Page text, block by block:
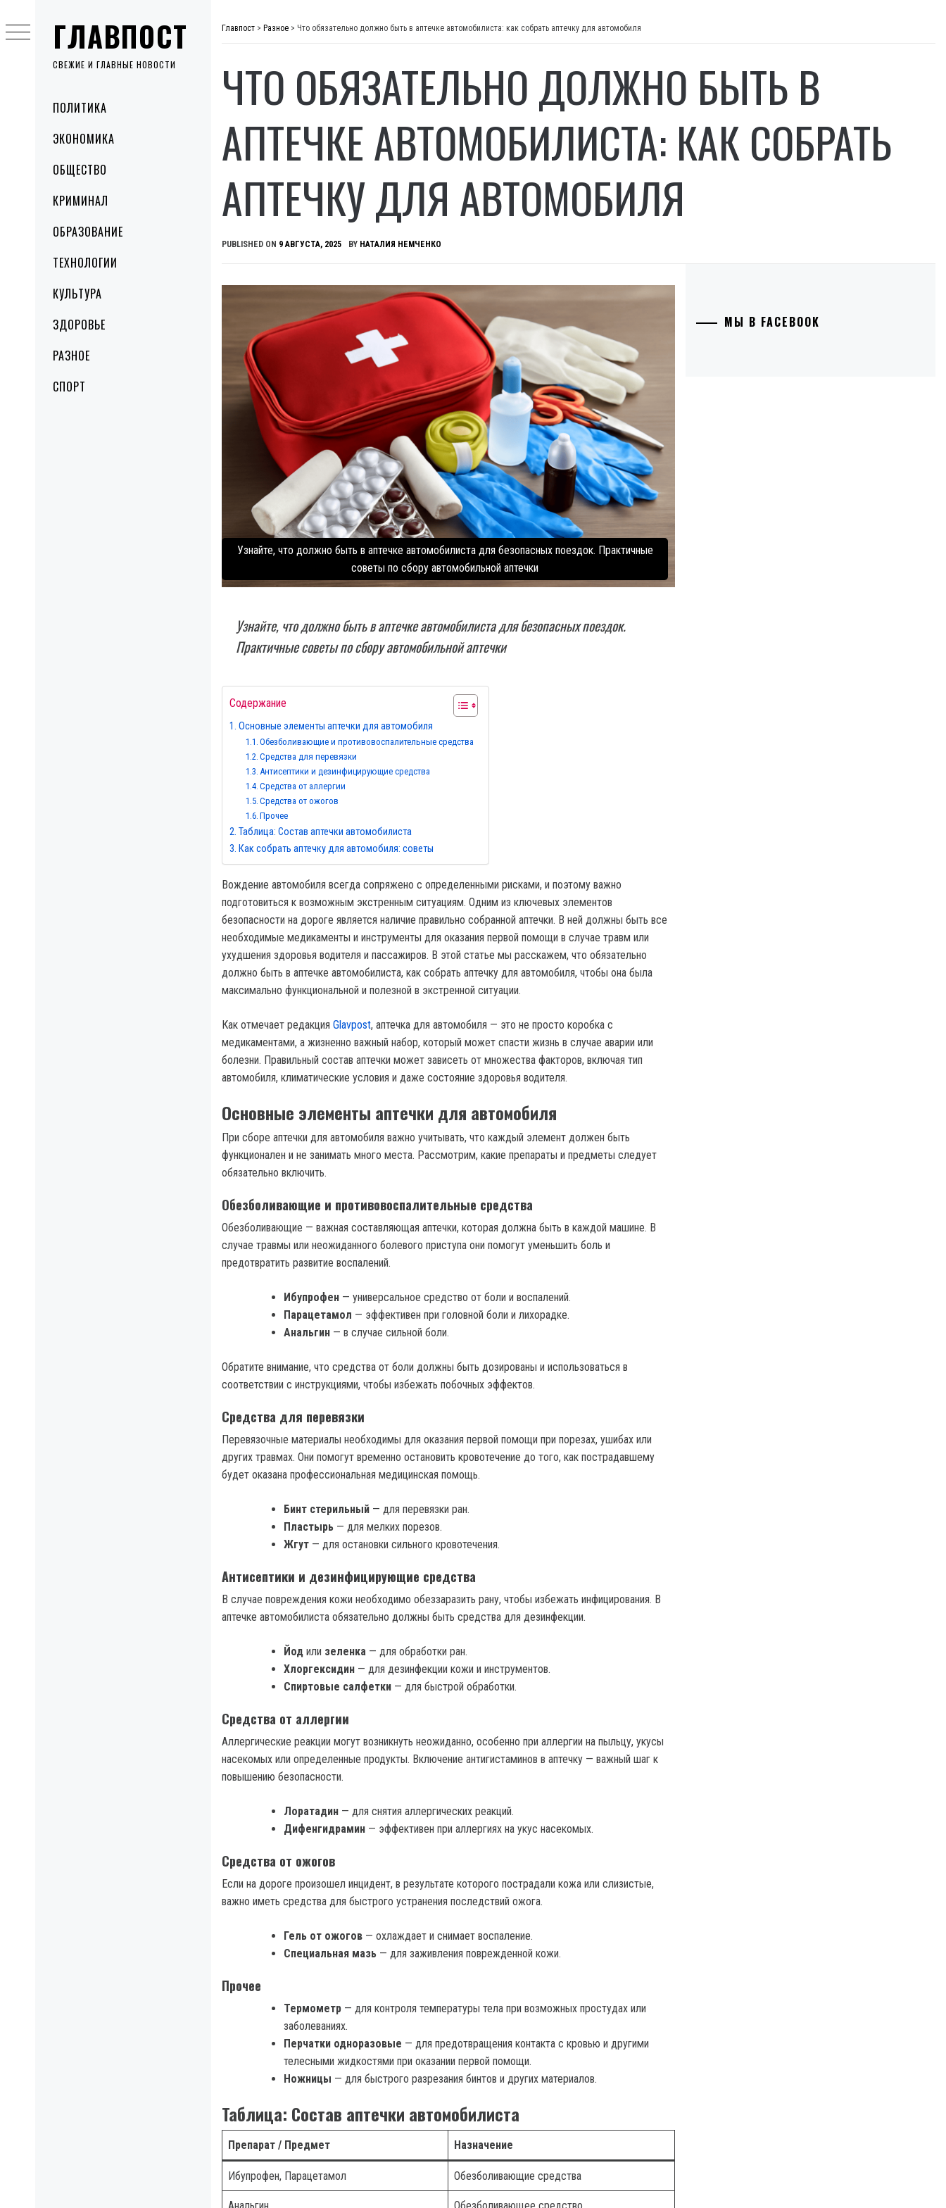
ГЛАВПОСТ
СВЕЖИЕ И ГЛАВНЫЕ НОВОСТИ
MenuПОЛИТИКА
ЭКОНОМИКА
ОБЩЕСТВО
КРИМИНАЛ
ОБРАЗОВАНИЕ
ТЕХНОЛОГИИ
КУЛЬТУРА
ЗДОРОВЬЕ
РАЗНОЕ
СПОРТ
to
content
Главпост > Разное > Что обязательно должно быть в аптечке автомобилиста: как собрать аптечку для автомобиля
ЧТО ОБЯЗАТЕЛЬНО ДОЛЖНО БЫТЬ В
АПТЕЧКЕ АВТОМОБИЛИСТА: КАК СОБРАТЬ
АПТЕЧКУ ДЛЯ АВТОМОБИЛЯ
PUBLISHED ON 9 АВГУСТА, 2025 BY НАТАЛИЯ НЕМЧЕНКО
Узнайте, что должно быть в аптечке автомобилиста для безопасных поездок. Практичные
советы по сбору автомобильной аптечки
Узнайте, что должно быть в аптечке автомобилиста для безопасных поездок.
Практичные советы по сбору автомобильной аптечки
Содержание
Основные элементы аптечки для автомобиля
Обезболивающие и противовоспалительные средства
Средства для перевязки
Антисептики и дезинфицирующие средства
Средства от аллергии
Средства от ожогов
Прочее
Таблица: Состав аптечки автомобилиста
Как собрать аптечку для автомобиля: советы
Вождение автомобиля всегда сопряжено с определенными рисками, и поэтому важно
подготовиться к возможным экстренным ситуациям. Одним из ключевых элементов
безопасности на дороге является наличие правильно собранной аптечки. В ней должны быть все
необходимые медикаменты и инструменты для оказания первой помощи в случае травм или
ухудшения здоровья водителя и пассажиров. В этой статье мы расскажем, что обязательно
должно быть в аптечке автомобилиста, как собрать аптечку для автомобиля, чтобы она была
максимально функциональной и полезной в экстренной ситуации.
Как отмечает редакция Glavpost, аптечка для автомобиля — это не просто коробка с
медикаментами, а жизненно важный набор, который может спасти жизнь в случае аварии или
болезни. Правильный состав аптечки может зависеть от множества факторов, включая тип
автомобиля, климатические условия и даже состояние здоровья водителя.
Основные элементы аптечки для автомобиля
При сборе аптечки для автомобиля важно учитывать, что каждый элемент должен быть
функционален и не занимать много места. Рассмотрим, какие препараты и предметы следует
обязательно включить.
Обезболивающие и противовоспалительные средства
Обезболивающие — важная составляющая аптечки, которая должна быть в каждой машине. В
случае травмы или неожиданного болевого приступа они помогут уменьшить боль и
предотвратить развитие воспалений.
Ибупрофен — универсальное средство от боли и воспалений.
Парацетамол — эффективен при головной боли и лихорадке.
Анальгин — в случае сильной боли.
Обратите внимание, что средства от боли должны быть дозированы и использоваться в
соответствии с инструкциями, чтобы избежать побочных эффектов.
Средства для перевязки
Перевязочные материалы необходимы для оказания первой помощи при порезах, ушибах или
других травмах. Они помогут временно остановить кровотечение до того, как пострадавшему
будет оказана профессиональная медицинская помощь.
Бинт стерильный — для перевязки ран.
Пластырь — для мелких порезов.
Жгут — для остановки сильного кровотечения.
Антисептики и дезинфицирующие средства
В случае повреждения кожи необходимо обеззаразить рану, чтобы избежать инфицирования. В
аптечке автомобилиста обязательно должны быть средства для дезинфекции.
Йод или зеленка — для обработки ран.
Хлоргексидин — для дезинфекции кожи и инструментов.
Спиртовые салфетки — для быстрой обработки.
Средства от аллергии
Аллергические реакции могут возникнуть неожиданно, особенно при аллергии на пыльцу, укусы
насекомых или определенные продукты. Включение антигистаминов в аптечку — важный шаг к
повышению безопасности.
Лоратадин — для снятия аллергических реакций.
Дифенгидрамин — эффективен при аллергиях на укус насекомых.
Средства от ожогов
Если на дороге произошел инцидент, в результате которого пострадали кожа или слизистые,
важно иметь средства для быстрого устранения последствий ожога.
Гель от ожогов — охлаждает и снимает воспаление.
Специальная мазь — для заживления поврежденной кожи.
Прочее
Термометр — для контроля температуры тела при возможных простудах или
заболеваниях.
Перчатки одноразовые — для предотвращения контакта с кровью и другими
телесными жидкостями при оказании первой помощи.
Ножницы — для быстрого разрезания бинтов и других материалов.
Таблица: Состав аптечки автомобилиста
Препарат / Предмет Назначение
Ибупрофен, Парацетамол Обезболивающие средства
МЫ В FACEBOOK